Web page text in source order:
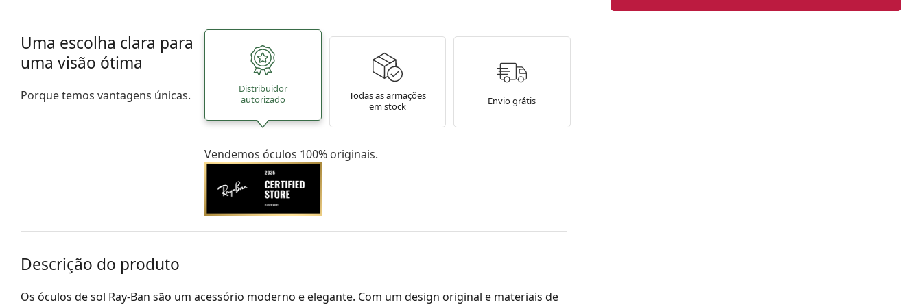
Uma escolha clara para
uma visão ótima
Porque temos vantagens únicas.
Distribuidor
autorizado
Todas as armações
em stock
Envio grátis
Vendemos óculos 100% originais.
Descrição do produto
Os óculos de sol Ray-Ban são um acessório moderno e elegante. Com um design original e materiais de